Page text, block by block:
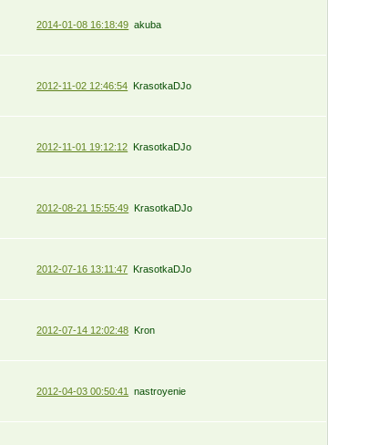
2014-01-08 16:18:49 akuba
2012-11-02 12:46:54 KrasotkaDJo
2012-11-01 19:12:12 KrasotkaDJo
2012-08-21 15:55:49 KrasotkaDJo
2012-07-16 13:11:47 KrasotkaDJo
2012-07-14 12:02:48 Kron
2012-04-03 00:50:41 nastroyenie